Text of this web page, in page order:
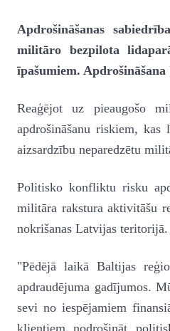
Apdrošināšanas
militāro bezpilota
īpašumiem.
Reaģējot uz pieaugošo
apdrošināšanu riskiem,
aizsardzību neparedzētu
Politisko konfliktu risku
militāra rakstura aktivitāšu
nokrišanas Latvijas teritorijā.
"Pēdējā laikā Baltijas
apdraudējuma gadījumos.
sevi no iespējamiem
klientiem nodrošināt